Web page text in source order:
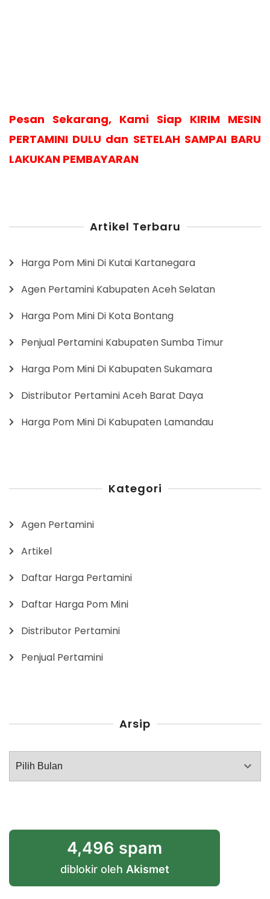
Pesan Sekarang, Kami Siap KIRIM MESIN
PERTAMINI DULU dan SETELAH SAMPAI BARU
LAKUKAN PEMBAYARAN
Artikel Terbaru
Harga Pom Mini Di Kutai Kartanegara
Agen Pertamini Kabupaten Aceh Selatan
Harga Pom Mini Di Kota Bontang
Penjual Pertamini Kabupaten Sumba Timur
Harga Pom Mini Di Kabupaten Sukamara
Distributor Pertamini Aceh Barat Daya
Harga Pom Mini Di Kabupaten Lamandau
Kategori
Agen Pertamini
Artikel
Daftar Harga Pertamini
Daftar Harga Pom Mini
Distributor Pertamini
Penjual Pertamini
Arsip
Arsip
4,496 spam
diblokir oleh Akismet